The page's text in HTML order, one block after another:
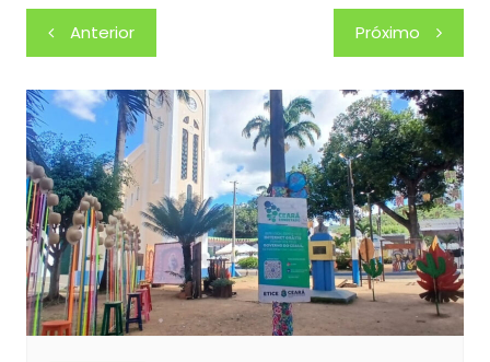
c
e
b
o
o
k
s
s
e
n
g
er
at
s
A
p
p
dI
n
Navegação
de
Post
Anterior Próximo